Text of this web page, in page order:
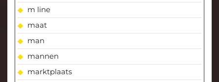
m line
maat
man
mannen
marktplaats